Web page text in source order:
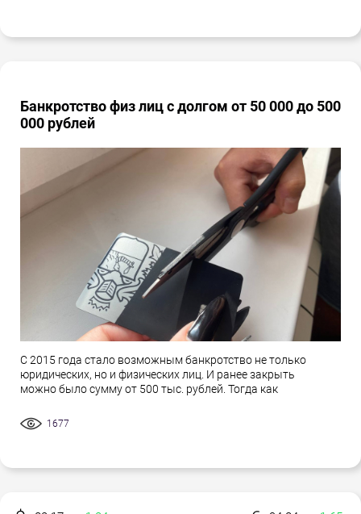
Банкротство физ лиц с долгом от 50 000 до 500
000 рублей
С 2015 года стало возможным банкротство не только
юридических, но и физических лиц. И ранее закрыть
можно было сумму от 500 тыс. рублей. Тогда как
1677